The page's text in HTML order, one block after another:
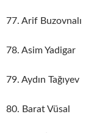
77. Arif Buzovnalı
78. Asim Yadigar
79. Aydın Tağıyev
80. Barat Vüsal